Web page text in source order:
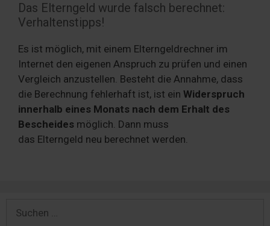
Das Elterngeld wurde falsch berechnet:
Verhaltenstipps!
Es ist möglich, mit einem Elterngeldrechner im
Internet den eigenen Anspruch zu prüfen und einen
Vergleich anzustellen. Besteht die Annahme, dass
die Berechnung fehlerhaft ist, ist ein Widerspruch
innerhalb eines Monats nach dem Erhalt des
Bescheides möglich. Dann muss
das Elterngeld neu berechnet werden.
nach: